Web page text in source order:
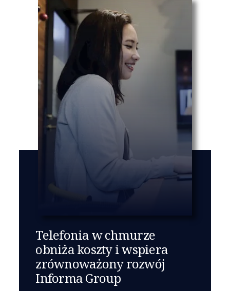
Telefonia w chmurze
obniża koszty i wspiera
zrównoważony rozwój
Informa Group